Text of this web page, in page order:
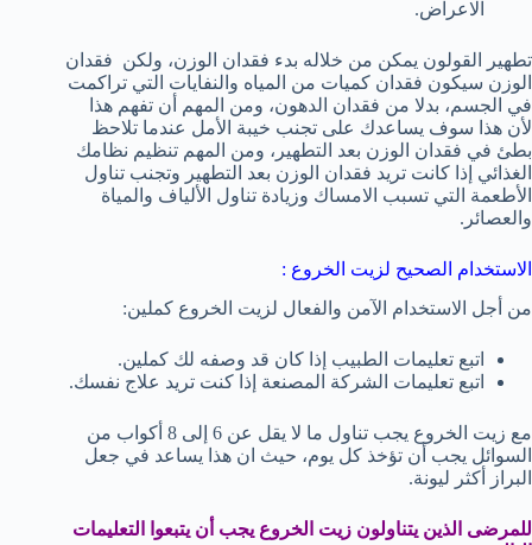
الاعراض.
تطهير القولون يمكن من خلاله بدء فقدان الوزن، ولكن فقدان
الوزن سيكون فقدان كميات من المياه والنفايات التي تراكمت
في الجسم، بدلا من فقدان الدهون، ومن المهم أن تفهم هذا
لأن هذا سوف يساعدك على تجنب خيبة الأمل عندما تلاحظ
بطئ في فقدان الوزن بعد التطهير، ومن المهم تنظيم نظامك
الغذائي إذا كانت تريد فقدان الوزن بعد التطهير وتجنب تناول
الأطعمة التي تسبب الامساك وزيادة تناول الألياف والمياة
والعصائر.
الاستخدام الصحيح لزيت الخروع :
من أجل الاستخدام الآمن والفعال لزيت الخروع كملين:
اتبع تعليمات الطبيب إذا كان قد وصفه لك كملين.
اتبع تعليمات الشركة المصنعة إذا كنت تريد علاج نفسك.
مع زيت الخروع يجب تناول ما لا يقل عن 6 إلى 8 أكواب من
السوائل يجب أن تؤخذ كل يوم، حيث ان هذا يساعد في جعل
البراز أكثر ليونة.
للمرضى الذين يتناولون زيت الخروع يجب أن يتبعوا التعليمات